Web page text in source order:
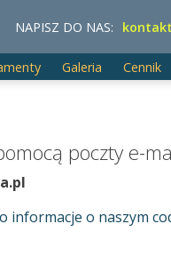
NAPISZ DO NAS:
Galeria Cennik
poczty e-
informacje o naszym